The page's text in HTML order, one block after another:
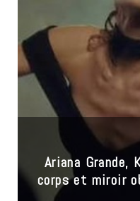
Ariana Grande,
corps et miroir